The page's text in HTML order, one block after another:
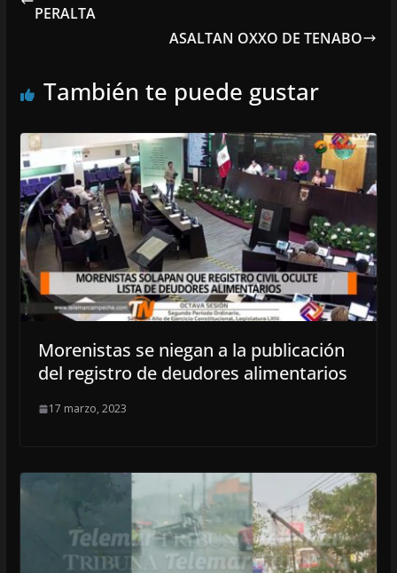
PERALTA
ASALTAN OXXO DE TENABO
También te puede gustar
Morenistas se niegan a la publicación
del registro de deudores alimentarios
17 marzo, 2023